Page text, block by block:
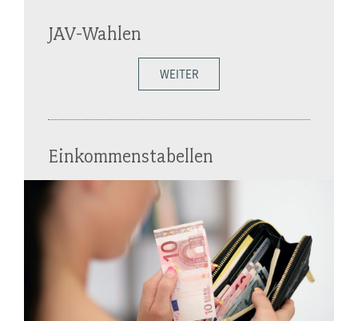
JAV-Wahlen
WEITER
Einkommenstabellen